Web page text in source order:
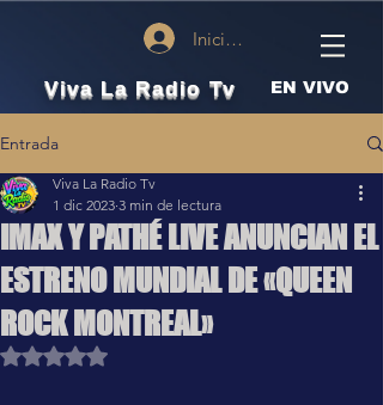
Iniciar sesión
Viva La Radio Tv EN VIVO
Entrada
IMAX Y PATHÉ LIVE ANUNCIAN EL
ESTRENO MUNDIAL DE «QUEEN
ROCK MONTREAL»
Viva La Radio Tv
1 dic 2023 3 min de lectura
Obtuvo NaN de 5 estrellas.